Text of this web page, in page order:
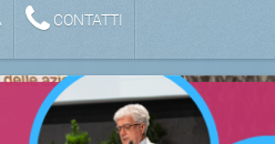
CONTATTI